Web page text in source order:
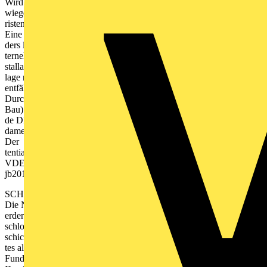
Wird eine Erdungsanlage als Teil einer elektrischen Anlage
wiegende Folgen haben, denn wird der Fundamenterder aufgrund
risten geklärt.
Eine später erkannte fehlerhafte Ausführung des Fundamenter-
ders lässt sich in aller Regel nicht mehr berichtigen oder
ternehmers. Daher ist es zwingend, dass sich alle Gewerke, die auf
stallateure oder Blitzschutzfirmen, vergewissern, dass die Erdungsan-
lage mangelfrei errichtet wurde. Werden bei dieser Prüfung Mängel
entfällt die Sachmängelhaftung für den Installateur. Einleitung
Durch den zuständigen Arbeitsausschuss des
Bau) wurde die aus dem September 2007 stammen-
de DIN 18014 überarbeitet und im März 2014 neu
damenterder integraler Bestandteil der elektrischen Anlage.
Der Fundamenterder verbessert die Wirksamkeit des Schutzpo-
tentialausgleichs. Er ist darüber hinaus zum Zweck der
VDE-Normen enthaltenen Voraussetzungen erfüllt werden.
jb2015_et.indb 86 18.08.2014 12:53:22 Uhr
SCHUTZMASSNAHMEN 3 87
Die Norm unterscheidet die Begriffe Ringerder und Fundament-
erder. Als Ringerder wird ein leitfähiges Teil bezeichnet, das als ge-
schlossener Ring erdfühlig in das Erdreich bzw. in die Sauberkeits-
schicht eingebettet ist. Als Fundamenterder wird ein leitfähiges Teil
tes als geschlossener Ring verlegt ist. Wer fordert den
Fundamenterder?